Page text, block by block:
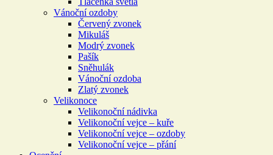
Vánoční ozdoby
Červený zvonek
Mikuláš
Modrý zvonek
Pašík
Sněhulák
Vánoční ozdoba
Zlatý zvonek
Velikonoce
Velikonoční nádivka
Velikonoční vejce – kuře
Velikonoční vejce – ozdoby
Velikonoční vejce – přání